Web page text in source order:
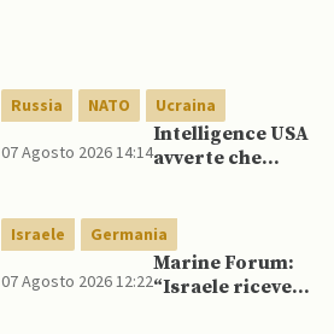
spagnoli
Russia NATO Ucraina
07 Agosto 2026 14:14
Intelligence USA
avverte che
mentre è ancora
impegnato in
Ucraina
Israele Germania
07 Agosto 2026 12:22
Marine Forum:
“Israele riceve